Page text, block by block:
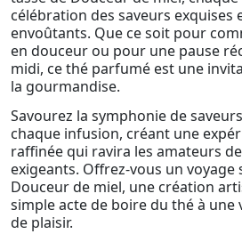
célébration des saveurs exquises
envoûtants. Que ce soit pour
en douceur ou pour une pause
midi, ce thé parfumé est une
la gourmandise.
Savourez la symphonie de
chaque infusion, créant une
raffinée qui ravira les amateurs
exigeants. Offrez-vous un voyage
Douceur de miel, une création
simple acte de boire du thé à
de plaisir.